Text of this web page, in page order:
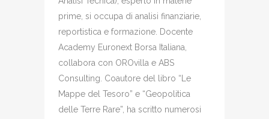
prime, si occupa di analisi finanziarie,
reportistica e formazione. Docente
Academy Euronext Borsa Italiana,
collabora con OROvilla e ABS
Consulting. Coautore del libro “Le
Mappe del Tesoro” e “Geopolitica
delle Terre Rare”, ha scritto numerosi